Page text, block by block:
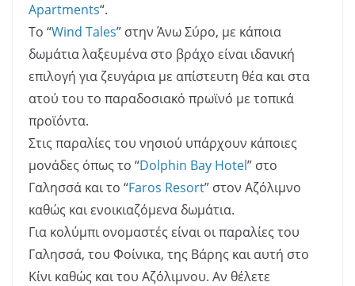
Apartments“.
Το “Wind Tales” στην Άνω Σύρο, με κάποια
δωμάτια λαξευμένα στο βράχο είναι ιδανική
επιλογή για ζευγάρια με απίστευτη θέα και στα
ατού του το παραδοσιακό πρωϊνό με τοπικά
προϊόντα.
Στις παραλίες του νησιού υπάρχουν κάποιες
μονάδες όπως το “Dolphin Bay Hotel” στο
Γαλησσά και το “Faros Resort” στον Αζόλιμνο
καθώς και ενοικιαζόμενα δωμάτια.
Για κολύμπι ονομαστές είναι οι παραλίες του
Γαλησσά, του Φοίνικα, της Βάρης και αυτή στο
Κίνι καθώς και του Αζόλιμνου. Αν θέλετε